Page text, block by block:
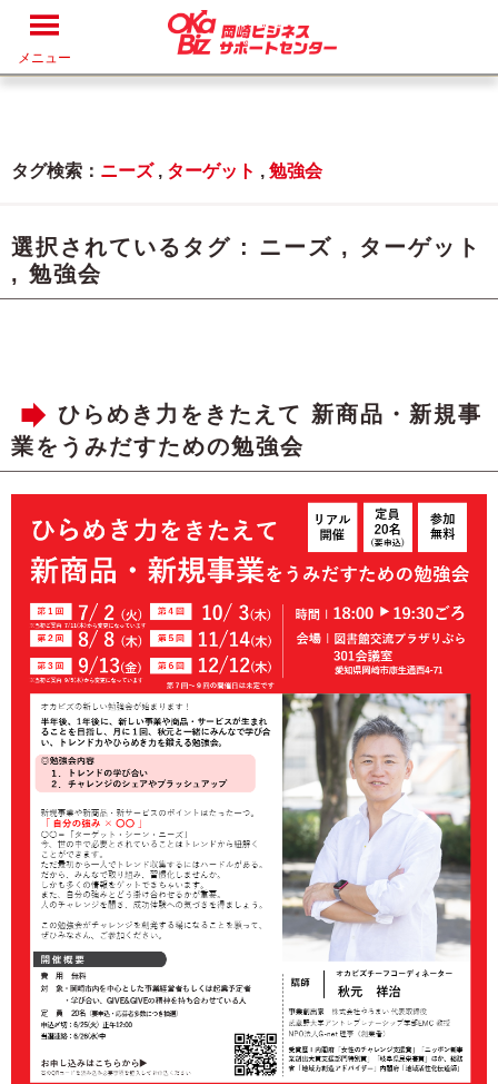
メニュー
タグ検索： ニーズ, ターゲット , 勉強会
選択されているタグ : ニーズ , ターゲット
, 勉強会
ひらめき力をきたえて 新商品・新規事
業をうみだすための勉強会